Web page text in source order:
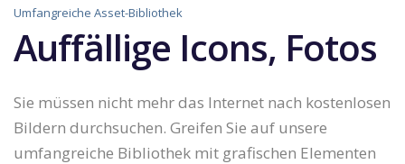
Umfangreiche Asset-Bibliothek
Auffällige Icons, Fotos
Sie müssen nicht mehr das Internet nach kostenlosen
Bildern durchsuchen. Greifen Sie auf unsere
umfangreiche Bibliothek mit grafischen Elementen